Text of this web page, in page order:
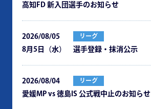
⾼知FD 新⼊団選⼿のお知らせ
2026/08/05 リーグ
8月5日（水） 選手登録・抹消公示
2026/08/04 リーグ
愛媛MP vs 徳島IS 公式戦中⽌のお知らせ